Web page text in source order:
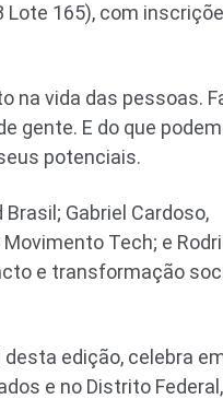
Lote 165), com
na vida das pessoas.
gente. E do que
potenciais.
Gabriel Cardoso,
Tech; e
e transformação
edição, celebra
e no Distrito